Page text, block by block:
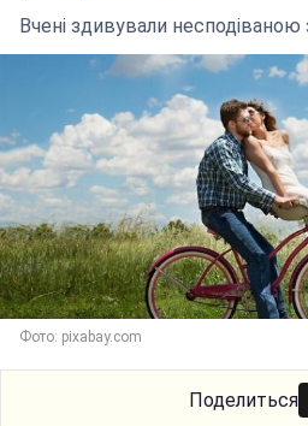
Вчені здивували
Фото: pixabay.com
Поделиться